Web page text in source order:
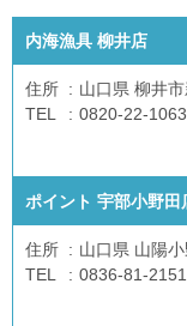
内海漁具 柳井店
住所
山口県 柳井
TEL
0820-22-1063
ポイント 宇部小野田
住所
山口県 山陽
TEL
0836-81-2151